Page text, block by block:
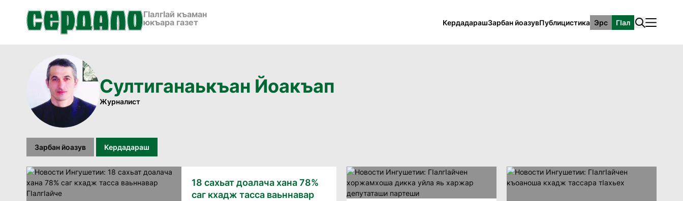
ГӀалгӀай къаман
юкъара газет
КердадарашЗарбан йоазувПублицистика Эрс ГӀал
Султиганаькъан Йоакъап
Журналист
Зарбан йоазув Кердадараш
18 сахьат доалача хана 78%
саг кхадж тасса ваьннавар